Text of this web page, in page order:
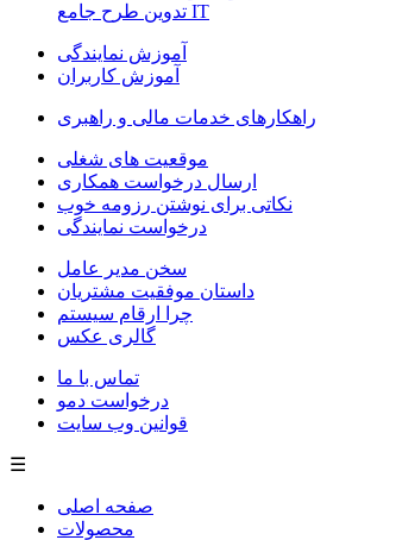
IT تدوین طرح جامع
آموزش نمایندگی
آموزش کاربران
راهکارهای خدمات مالی و راهبری
موقعیت های شغلی
ارسال درخواست همکاری
نکاتی برای نوشتن رزومه خوب
درخواست نمایندگی
سخن مدیر عامل
داستان موفقیت مشتریان
چرا ارقام سیستم
گالری عکس
تماس با ما
درخواست دمو
قوانین وب سایت
☰
صفحه اصلی
محصولات